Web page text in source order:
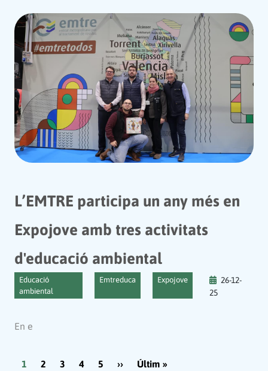
L’EMTRE participa un any més en
Expojove amb tres activitats
d'educació ambiental
Educació
ambiental
Emtreduca Expojove
26-12-
25
En e
Paginació
1 2 3 4 5 ››Pàgina següent
Últim »